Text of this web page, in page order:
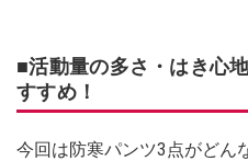
■活動量の多さ・はき心
すすめ！
今回は防寒パンツ3点がどん